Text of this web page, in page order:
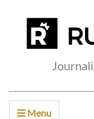
Menu